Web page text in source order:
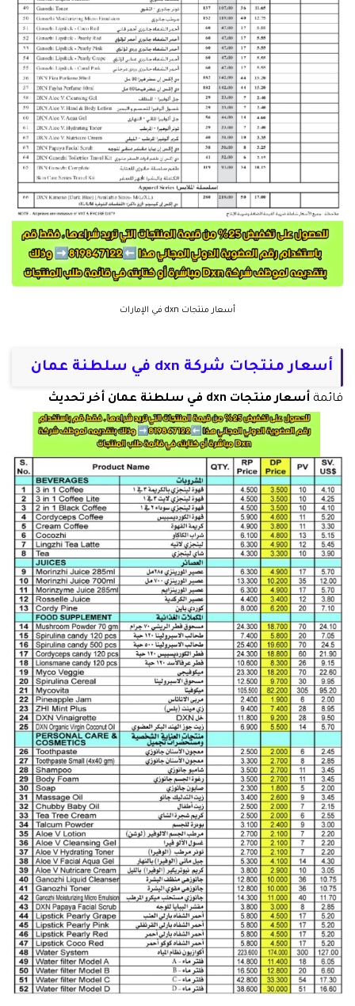
أسعار منتجات dxn في الإمارات
أسعار منتجات شركة dxn في سلطنة عمان
قائمة أسعار منتجات dxn في سلطنة عمان أخر تحديث